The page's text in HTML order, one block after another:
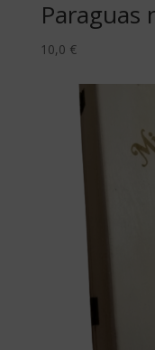
Paraguas
10,0 €